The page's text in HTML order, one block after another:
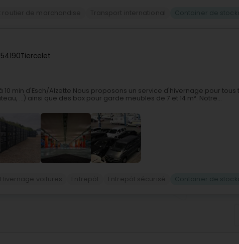
Tiercelet
10 min d'Esch/Alzette.Nous proposons un service d'hivernage pour tous
...) ainsi que des box pour garde meubles de 7 et 14 m². Notre...